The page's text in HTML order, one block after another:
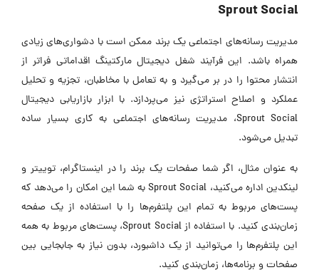
Sprout Social
مدیریت رسانه‌های اجتماعی یک برند ممکن است با دشواری‌های زیادی
همراه باشد. این فرآیند شغل دیجیتال مارکتینگ اقداماتی فراتر از
انتشار محتوا را در بر می‌گیرد و به تعامل با مخاطبان، تجزیه و تحلیل
عملکرد و اصلاح استراتژی نیز می‌پردازد. با ابزار بازاریابی دیجیتال
Sprout Social، مدیریت رسانه‌های اجتماعی به کاری بسیار ساده
تبدیل می‌شود.
به عنوان مثال، اگر شما صفحات یک برند را در اینستاگرام، توییتر و
لینکدین اداره می‌کنید، Sprout Social به شما این امکان را می‌دهد که
پست‌های مربوط به تمام این پلتفرم‌ها را با استفاده از یک صفحه
زمان‌بندی کنید. با استفاده از Sprout Social، پست‌های مربوط به همه
این پلتفرم‌ها را می‌توانید از یک داشبورد، بدون نیاز به جابجایی بین
صفحات و برنامه‌ها، زمان‌بندی کنید.